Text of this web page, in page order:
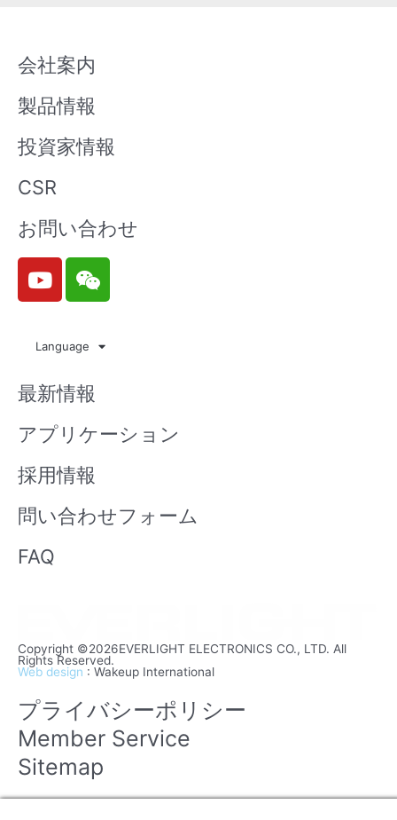
会社案内
製品情報
投資家情報
CSR
お問い合わせ
Y
o
u
b
e
W
e
i
n
Language
最新情報
アプリケーション
採用情報
問い合わせフォーム
FAQ
Copyright ©2026EVERLIGHT ELECTRONICS CO., LTD. All
Rights Reserved.
Web design : Wakeup International
プライバシーポリシー
Member Service
Sitemap